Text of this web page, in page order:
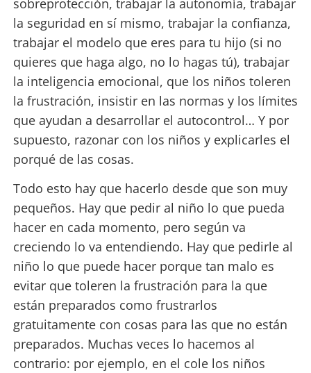
sobreprotección, trabajar la autonomía, trabajar
la seguridad en sí mismo, trabajar la confianza,
trabajar el modelo que eres para tu hijo (si no
quieres que haga algo, no lo hagas tú), trabajar
la inteligencia emocional, que los niños toleren
la frustración, insistir en las normas y los límites
que ayudan a desarrollar el autocontrol… Y por
supuesto, razonar con los niños y explicarles el
porqué de las cosas.
Todo esto hay que hacerlo desde que son muy
pequeños. Hay que pedir al niño lo que pueda
hacer en cada momento, pero según va
creciendo lo va entendiendo. Hay que pedirle al
niño lo que puede hacer porque tan malo es
evitar que toleren la frustración para la que
están preparados como frustrarlos
gratuitamente con cosas para las que no están
preparados. Muchas veces lo hacemos al
contrario: por ejemplo, en el cole los niños